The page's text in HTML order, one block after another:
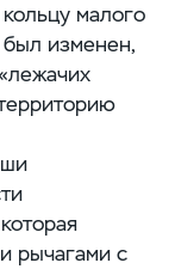
малого
был изменен,
рычагами с